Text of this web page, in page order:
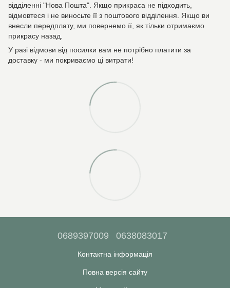
відділенні "Нова Пошта". Якщо прикраса не підходить,
відмовтеся і не виносьте її з поштового відділення. Якщо ви
внесли передплату, ми повернемо її, як тільки отримаємо
прикрасу назад.
У разі відмови від посилки вам не потрібно платити за
доставку - ми покриваємо ці витрати!
0689397009 0638083017
Контактна інформація
Повна версія сайту